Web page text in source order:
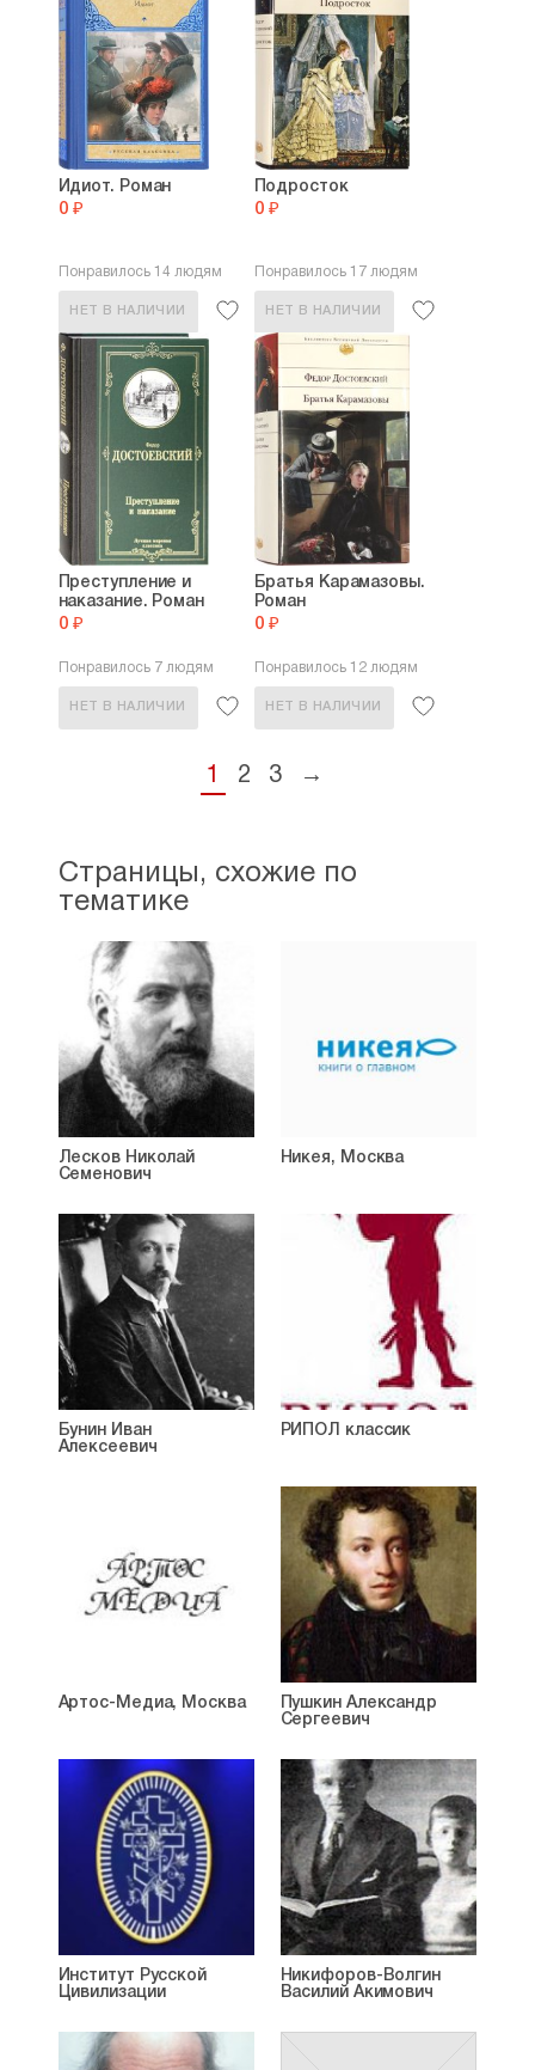
Идиот. Роман
0 ₽
Понравилось 14 людям
НЕТ В НАЛИЧИИ
Подросток
0 ₽
Понравилось 17 людям
НЕТ В НАЛИЧИИ
Преступление и
наказание. Роман
0 ₽
Понравилось 7 людям
НЕТ В НАЛИЧИИ
Братья Карамазовы.
Роман
0 ₽
Понравилось 12 людям
НЕТ В НАЛИЧИИ
1 2 3 →
Страницы, схожие по
тематике
Лесков Николай
Семенович
Никея, Москва
Бунин Иван
Алексеевич
РИПОЛ классик
Артос-Медиа, Москва
Пушкин Александр
Сергеевич
Институт Русской
Цивилизации
Никифоров-Волгин
Василий Акимович